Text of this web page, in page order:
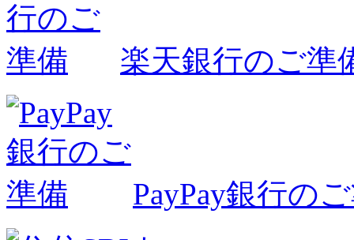
楽天銀行のご準
PayPay銀行の